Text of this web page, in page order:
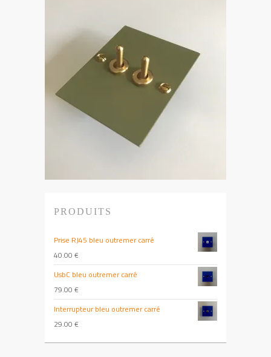
PRODUITS
Prise RJ45 bleu outremer carré
40.00 €
UsbC bleu outremer carré
79.00 €
Interrupteur bleu outremer carré
29.00 €